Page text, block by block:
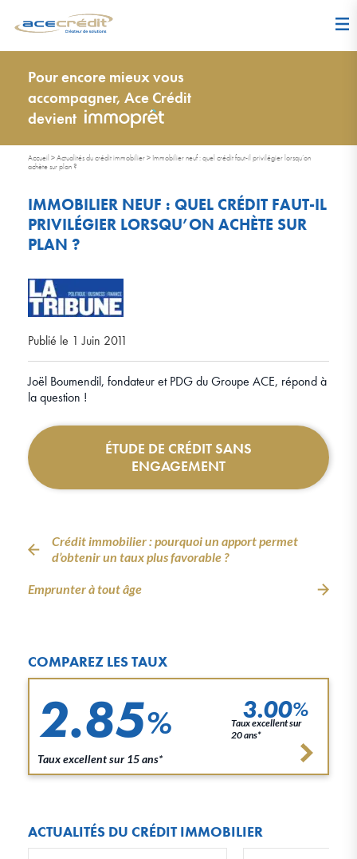
Pour encore mieux vous
accompagner, Ace Crédit
devient
Accueil >Actualités du crédit immobilier> Immobilier neuf : quel crédit faut-il privilégier lorsqu’on
achète sur plan ?
IMMOBILIER NEUF : QUEL CRÉDIT FAUT-IL
PRIVILÉGIER LORSQU’ON ACHÈTE SUR
PLAN ?
Publié le 1 Juin 2011
Joël Boumendil, fondateur et PDG du Groupe ACE, répond à
la question !
ÉTUDE DE CRÉDIT SANS
ENGAGEMENT
Crédit immobilier : pourquoi un apport permet
d’obtenir un taux plus favorable ?
Emprunter à tout âge
COMPAREZ LES TAUX
2.85%
Taux excellent sur 15 ans*
3.00%
Taux excellent sur
20 ans*
ACTUALITÉS DU CRÉDIT IMMOBILIER